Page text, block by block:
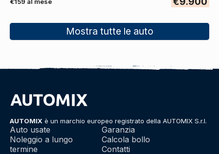
Mostra tutte le auto
AUTOMIX è un marchio europeo registrato della AUTOMIX S.r.l.
Auto usate
Noleggio a lungo
termine
Garanzia
Calcola bollo
Contatti